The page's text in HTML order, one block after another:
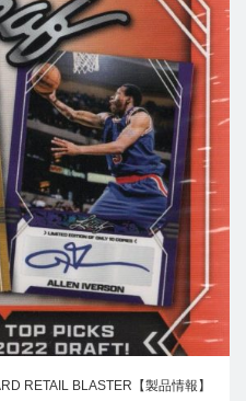
RETAIL BLASTER【製品情報】